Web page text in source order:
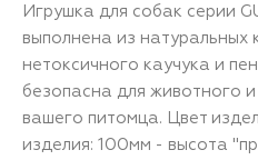
Игрушка для собак серии
выполнена из натуральных
нетоксичного каучука и
безопасна для животного
вашего питомца. Цвет
изделия: 100мм - высота